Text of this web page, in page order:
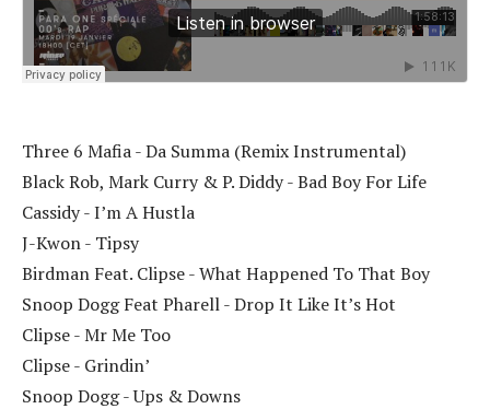
Three 6 Mafia - Da Summa (Remix Instrumental)
Black Rob, Mark Curry & P. Diddy - Bad Boy For Life
Cassidy - I’m A Hustla
J-Kwon - Tipsy
Birdman Feat. Clipse - What Happened To That Boy
Snoop Dogg Feat Pharell - Drop It Like It’s Hot
Clipse - Mr Me Too
Clipse - Grindin’
Snoop Dogg - Ups & Downs